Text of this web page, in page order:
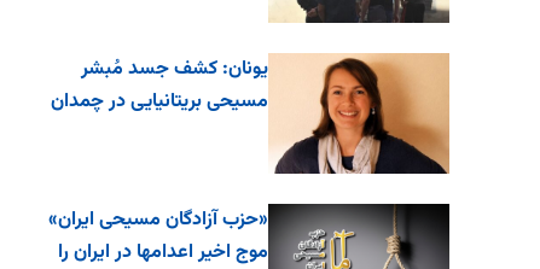
یونان: کشف جسد مُبشر
مسیحی بریتانیایی در چمدان
«حزب آزادگان مسیحی ایران»
موج اخیر اعدامها در ایران را